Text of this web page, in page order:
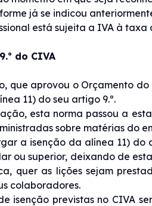
já se indicou
está sujeita a IVA à taxa
do CIVA
que aprovou o Orçamento
11) do seu artigo 9.º.
esta norma passou a
sobre matérias do
a isenção da alínea 11) do
ou superior, deixando de
quer as lições sejam
colaboradores.
isenção previstas no CIVA